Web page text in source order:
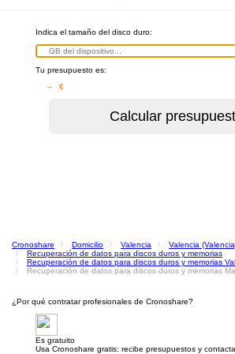
Indica el tamaño del disco duro:
Tu presupuesto es:
– €
Cronoshare Domicilio Valencia
Valencia
Recuperación de datos para discos duros y memorias
Recuperación de datos para discos duros y memorias
Recuperación de datos para discos duros y memorias
¿Por qué contratar profesionales de Cronoshare?
Es gratuito
Usa Cronoshare gratis: recibe presupuestos y